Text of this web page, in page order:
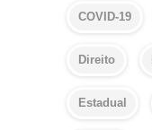
COVID-19
Direito
Estadual